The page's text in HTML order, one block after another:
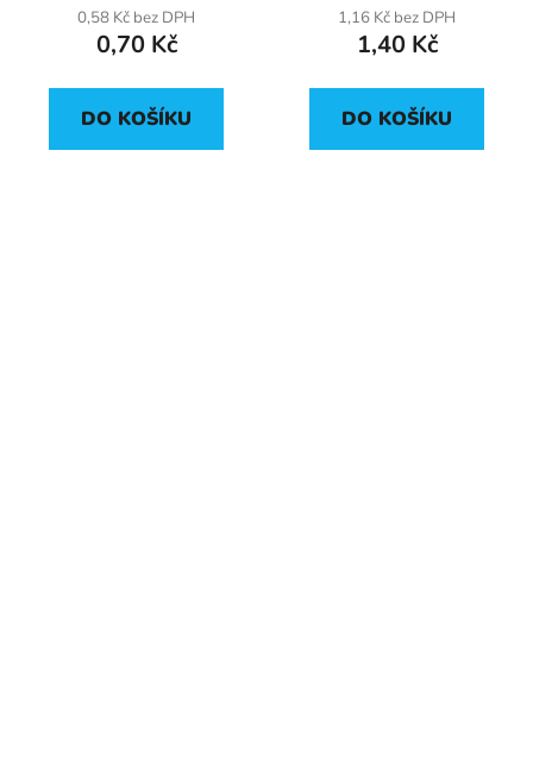
0,58 Kč bez DPH
0,70 Kč
DO KOŠÍKU
1,16 Kč bez DPH
1,40 Kč
DO KOŠÍKU